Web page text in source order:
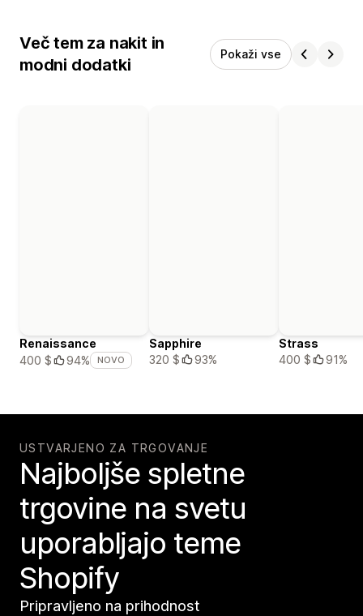
Več tem za nakit in
modni dodatki
Pokaži vse
Renaissance
400 $
94% NOVO
Sapphire
320 $
93%
Strass
400 $
91%
USTVARJENO ZA TRGOVANJE
Najboljše spletne
trgovine na svetu
uporabljajo teme
Shopify
Pripravljeno na prihodnost